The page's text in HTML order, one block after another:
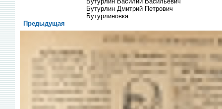
Бутурлин Дмитрий Петрович
Бутурлиновка
Предыдущая